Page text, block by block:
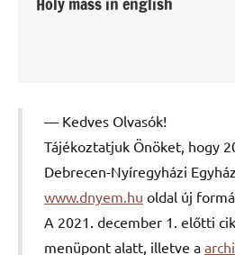
Kedves Olvasók!
Tájékoztatjuk Önöket, hogy
Debrecen-Nyíregyházi
www.dnyem.hu oldal új
A 2021. december 1. előtti
menüpont alatt, illetve a